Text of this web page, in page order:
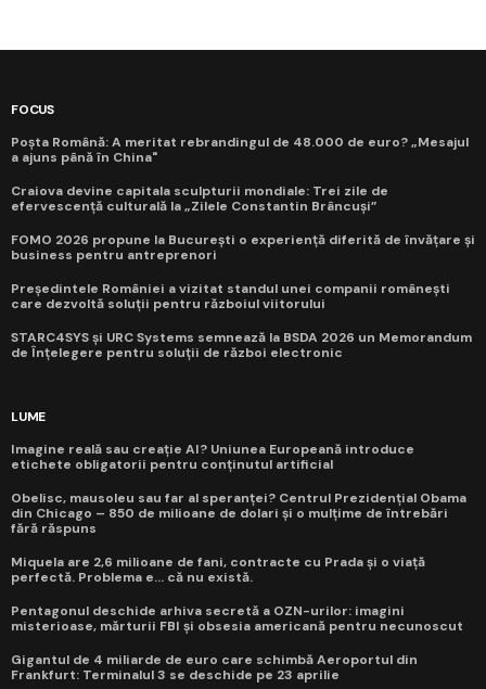
FOCUS
Poșta Română: A meritat rebrandingul de 48.000 de euro? „Mesajul
a ajuns până în China"
Craiova devine capitala sculpturii mondiale: Trei zile de
efervescență culturală la „Zilele Constantin Brâncuși”
FOMO 2026 propune la București o experiență diferită de învățare și
business pentru antreprenori
Președintele României a vizitat standul unei companii românești
care dezvoltă soluții pentru războiul viitorului
STARC4SYS și URC Systems semnează la BSDA 2026 un Memorandum
de Înțelegere pentru soluții de război electronic
LUME
Imagine reală sau creație AI? Uniunea Europeană introduce
etichete obligatorii pentru conținutul artificial
Obelisc, mausoleu sau far al speranței? Centrul Prezidențial Obama
din Chicago – 850 de milioane de dolari și o mulțime de întrebări
fără răspuns
Miquela are 2,6 milioane de fani, contracte cu Prada și o viață
perfectă. Problema e... că nu există.
Pentagonul deschide arhiva secretă a OZN-urilor: imagini
misterioase, mărturii FBI și obsesia americană pentru necunoscut
Gigantul de 4 miliarde de euro care schimbă Aeroportul din
Frankfurt: Terminalul 3 se deschide pe 23 aprilie